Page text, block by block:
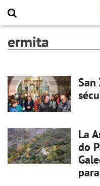
ermita
San
La
do